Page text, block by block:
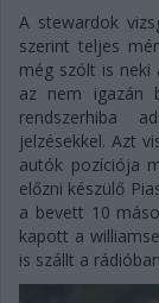
A stewardok
szerint teljes
még szólt is neki
az nem igazán
rendszerhiba
jelzésekkel. Azt
autók pozíciója
előzni készülő
a bevett 10
kapott a
is szállt a